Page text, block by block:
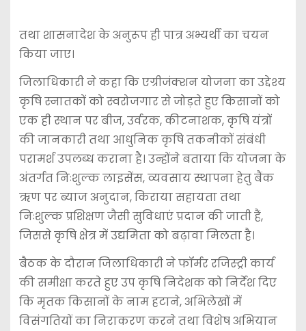
तथा शासनादेश के अनुरूप ही पात्र अभ्यर्थी का चयन
किया जाए।
जिलाधिकारी ने कहा कि एग्रीजंक्शन योजना का उद्देश्य
कृषि स्नातकों को स्वरोजगार से जोड़ते हुए किसानों को
एक ही स्थान पर बीज, उर्वरक, कीटनाशक, कृषि यंत्रों
की जानकारी तथा आधुनिक कृषि तकनीकों संबंधी
परामर्श उपलब्ध कराना है। उन्होंने बताया कि योजना के
अंतर्गत निःशुल्क लाइसेंस, व्यवसाय स्थापना हेतु बैंक
ऋण पर ब्याज अनुदान, किराया सहायता तथा
निःशुल्क प्रशिक्षण जैसी सुविधाएं प्रदान की जाती हैं,
जिससे कृषि क्षेत्र में उद्यमिता को बढ़ावा मिलता है।
बैठक के दौरान जिलाधिकारी ने फॉर्मर रजिस्ट्री कार्य
की समीक्षा करते हुए उप कृषि निदेशक को निर्देश दिए
कि मृतक किसानों के नाम हटाने, अभिलेखों में
विसंगतियों का निराकरण करने तथा विशेष अभियान